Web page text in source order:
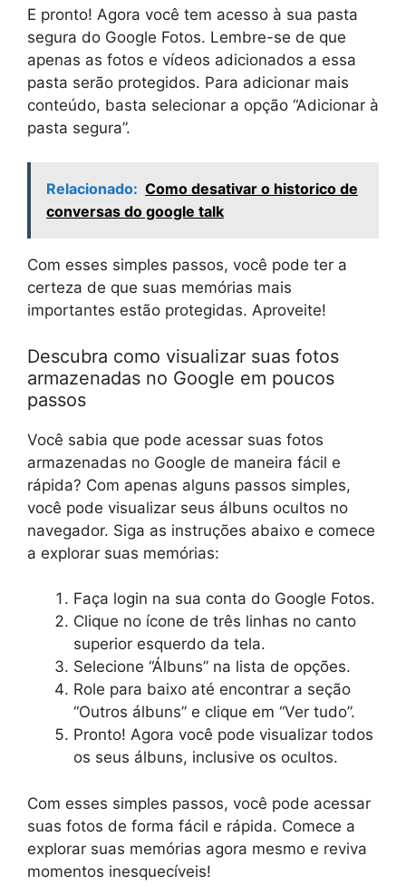
E pronto! Agora você tem acesso à sua pasta
segura do Google Fotos. Lembre-se de que
apenas as fotos e vídeos adicionados a essa
pasta serão protegidos. Para adicionar mais
conteúdo, basta selecionar a opção “Adicionar à
pasta segura”.
Relacionado: Como desativar o historico de
conversas do google talk
Com esses simples passos, você pode ter a
certeza de que suas memórias mais
importantes estão protegidas. Aproveite!
Descubra como visualizar suas fotos
armazenadas no Google em poucos
passos
Você sabia que pode acessar suas fotos
armazenadas no Google de maneira fácil e
rápida? Com apenas alguns passos simples,
você pode visualizar seus álbuns ocultos no
navegador. Siga as instruções abaixo e comece
a explorar suas memórias:
Faça login na sua conta do Google Fotos.
Clique no ícone de três linhas no canto
superior esquerdo da tela.
Selecione “Álbuns” na lista de opções.
Role para baixo até encontrar a seção
“Outros álbuns” e clique em “Ver tudo”.
Pronto! Agora você pode visualizar todos
os seus álbuns, inclusive os ocultos.
Com esses simples passos, você pode acessar
suas fotos de forma fácil e rápida. Comece a
explorar suas memórias agora mesmo e reviva
momentos inesquecíveis!